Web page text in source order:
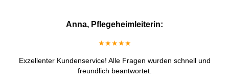
Anna, Pflegeheimleiterin:
★★★★★
Exzellenter Kundenservice! Alle Fragen wurden schnell und
freundlich beantwortet.